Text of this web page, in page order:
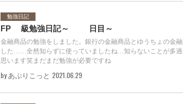
勉強日記
FP3級勉強日記～19日目～
金融商品の勉強をしました。銀行の金融商品とゆうちょの金
した……全然知らずに使っていましたね…知らないことが多
思います笑まだまだ勉強が必要ですね
by あぷりこっと 2021.06.29